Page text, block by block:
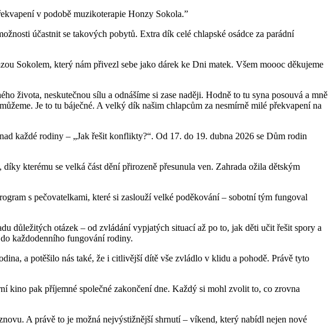
v podobě muzikoterapie Honzy Sokola.”
účastnit se takových pobytů. Extra dík celé chlapské osádce za parádní
Sokolem, který nám přivezl sebe jako dárek ke Dni matek. Všem moooc děkujeme
života, neskutečnou sílu a odnášíme si zase naději. Hodně to tu syna posouvá a mně
Je to tu báječné. A velký dík našim chlapcům za nesmírně milé překvapení na
každé rodiny – „Jak řešit konflikty?“. Od 17. do 19. dubna 2026 se Dům rodin
kterému se velká část dění přirozeně přesunula ven. Zahrada ožila dětským
s pečovatelkami, které si zaslouží velké poděkování – sobotní tým fungoval
důležitých otázek – od zvládání vypjatých situací až po to, jak děti učit řešit spory a
každodenního fungování rodiny.
a potěšilo nás také, že i citlivější dítě vše zvládlo v klidu a pohodě. Právě tyto
kino pak příjemné společné zakončení dne. Každý si mohl zvolit to, co zrovna
A právě to je možná nejvýstižnější shrnutí – víkend, který nabídl nejen nové